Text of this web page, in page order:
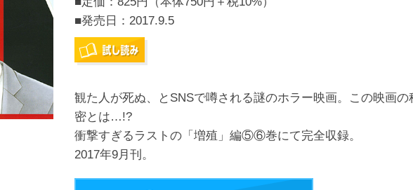
■発売日： 2017.9.5
観た人が死ぬ、とSNSで噂される謎のホラー映画。この映画の
密とは…!?
衝撃すぎるラストの「増殖」編⑤⑥巻にて完全収録。
2017年9月刊。